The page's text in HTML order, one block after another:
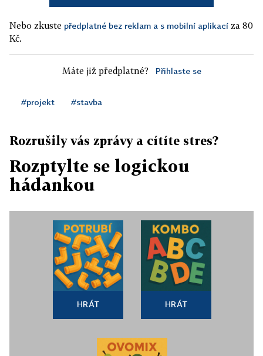
Nebo zkuste předplatné bez reklam a s mobilní aplikací za 80
Kč.
Máte již předplatné? Přihlaste se
#projekt #stavba
Rozrušily vás zprávy a cítíte stres?
Rozptylte se logickou
hádankou
HRÁT HRÁT